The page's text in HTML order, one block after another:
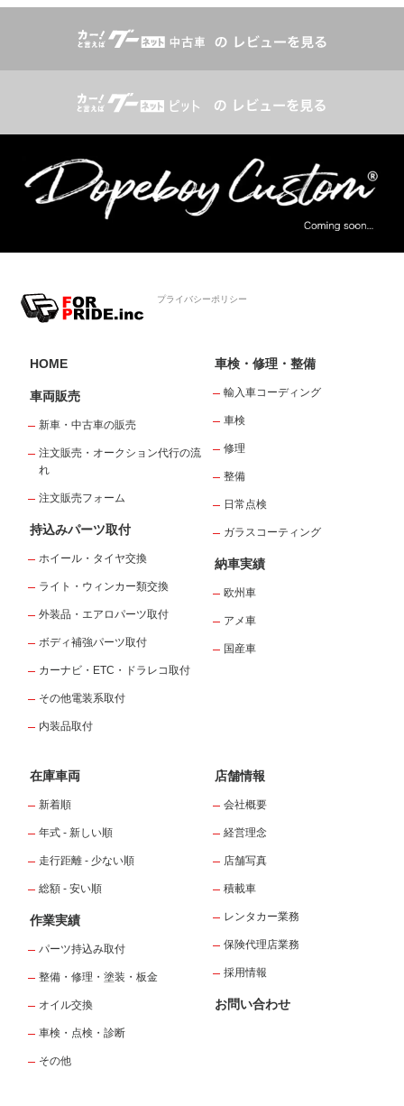
プライバシーポリシー
HOME
車両販売
新車・中古車の販売
注文販売・オークション代行の流
れ
注文販売フォーム
持込みパーツ取付
ホイール・タイヤ交換
ライト・ウィンカー類交換
外装品・エアロパーツ取付
ボディ補強パーツ取付
カーナビ・ETC・ドラレコ取付
その他電装系取付
内装品取付
車検・修理・整備
輸入車コーディング
車検
修理
整備
日常点検
ガラスコーティング
納車実績
欧州車
アメ車
国産車
在庫車両
新着順
年式 - 新しい順
走行距離 - 少ない順
総額 - 安い順
作業実績
パーツ持込み取付
整備・修理・塗装・板金
オイル交換
車検・点検・診断
その他
店舗情報
会社概要
経営理念
店舗写真
積載車
レンタカー業務
保険代理店業務
採用情報
お問い合わせ